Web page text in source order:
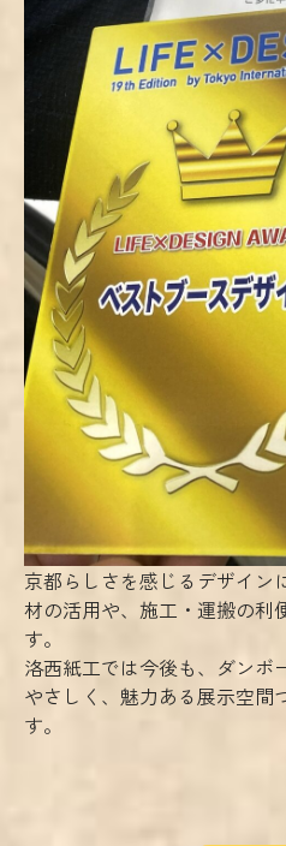
京都らしさを感じるデザイン
材の活用や、施工・運搬の利
す。
洛西紙工では今後も、ダンボ
やさしく、魅力ある展示空間
す。